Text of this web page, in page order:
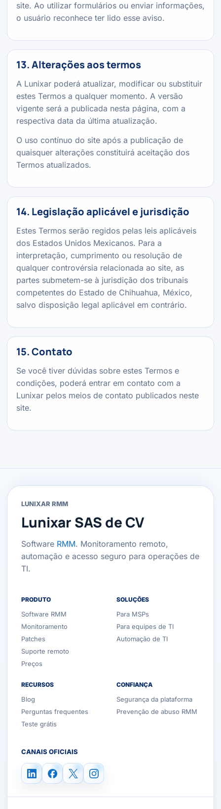
site. Ao utilizar formulários ou enviar informações,
o usuário reconhece ter lido esse aviso.
13. Alterações aos termos
A Lunixar poderá atualizar, modificar ou substituir
estes Termos a qualquer momento. A versão
vigente será a publicada nesta página, com a
respectiva data da última atualização.
O uso contínuo do site após a publicação de
quaisquer alterações constituirá aceitação dos
Termos atualizados.
14. Legislação aplicável e jurisdição
Estes Termos serão regidos pelas leis aplicáveis
dos Estados Unidos Mexicanos. Para a
interpretação, cumprimento ou resolução de
qualquer controvérsia relacionada ao site, as
partes submetem-se à jurisdição dos tribunais
competentes do Estado de Chihuahua, México,
salvo disposição legal aplicável em contrário.
15. Contato
Se você tiver dúvidas sobre estes Termos e
condições, poderá entrar em contato com a
Lunixar pelos meios de contato publicados neste
site.
LUNIXAR RMM
Lunixar SAS de CV
Software RMM. Monitoramento remoto,
automação e acesso seguro para operações de
TI.
PRODUTO
Software RMM
Monitoramento
Patches
Suporte remoto
Preços
SOLUÇÕES
Para MSPs
Para equipes de TI
Automação de TI
RECURSOS
Blog
Perguntas frequentes
Teste grátis
CONFIANÇA
Segurança da plataforma
Prevenção de abuso RMM
CANAIS OFICIAIS